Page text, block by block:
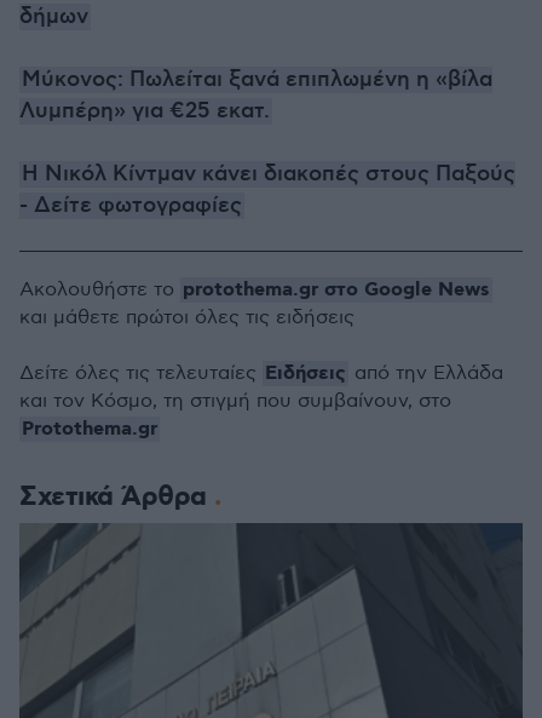
δήμων
Μύκονος: Πωλείται ξανά επιπλωμένη η «βίλα
Λυμπέρη» για €25 εκατ.
Η Νικόλ Κίντμαν κάνει διακοπές στους Παξούς
- Δείτε φωτογραφίες
Σχετικά Άρθρα
Ακολουθήστε το protothema.gr στο Google News
και μάθετε πρώτοι όλες τις ειδήσεις
Δείτε όλες τις τελευταίες Ειδήσεις από την Ελλάδα
και τον Κόσμο, τη στιγμή που συμβαίνουν, στο
Protothema.gr